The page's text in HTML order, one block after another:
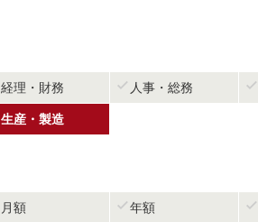
経理・財務  人事・総務 
生産・製造
月額  年額 